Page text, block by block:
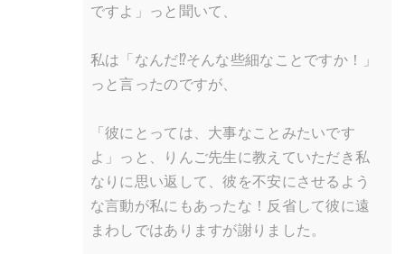
ですよ」っと聞いて、
私は「なんだ⁉︎そんな些細なことですか！」
っと言ったのですが、
「彼にとっては、大事なことみたいです
よ」っと、りんご先生に教えていただき私
なりに思い返して、彼を不安にさせるよう
な言動が私にもあったな！反省して彼に遠
まわしではありますが謝りました。